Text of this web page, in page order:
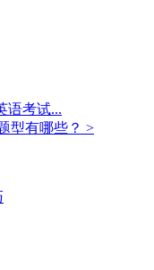
语考试...
型有哪些？ >